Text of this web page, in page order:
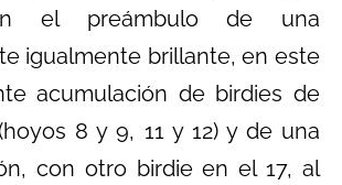
el preámbulo de una
igualmente brillante, en este
acumulación de birdies de
8 y 9, 11 y 12) y de una
con otro birdie en el 17, al